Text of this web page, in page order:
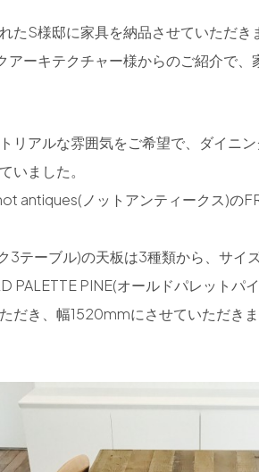
たS様邸に家具を納品させていただき
アーキテクチャー様からのご紹介で、
リアルな雰囲気をご希望で、ダイニ
いました。
antiques(ノットアンティークス)の
テーブル)の天板は3種類から、サイ
PALETTE PINE(オールドパレットパイ
だき、幅1520mmにさせていただきま